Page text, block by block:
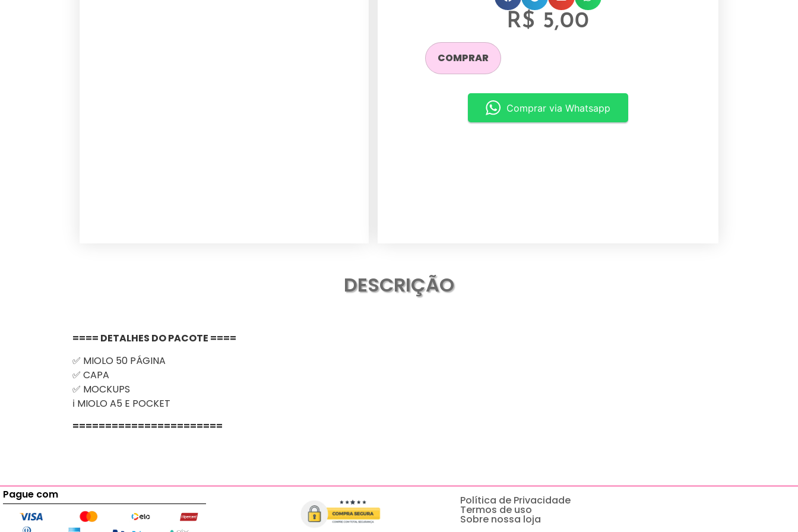
R$ 5,00
COMPRAR
Comprar via Whatsapp
DESCRIÇÃO
==== DETALHES DO PACOTE ====
✅ MIOLO 50 PÁGINA
✅ CAPA
✅ MOCKUPS
ℹ️ MIOLO A5 E POCKET
=======================
Pague com Política de Privacidade
Termos de uso
Sobre nossa loja